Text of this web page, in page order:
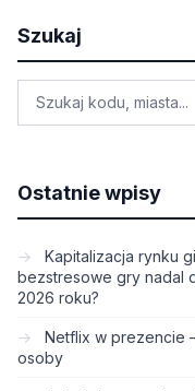
Szukaj
Ostatnie wpisy
Kapitalizacja rynku
bezstresowe gry nadal
2026 roku?
Netflix w prezencie
osoby